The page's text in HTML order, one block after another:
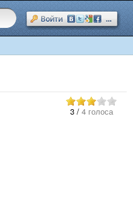
3 / 4 голоса